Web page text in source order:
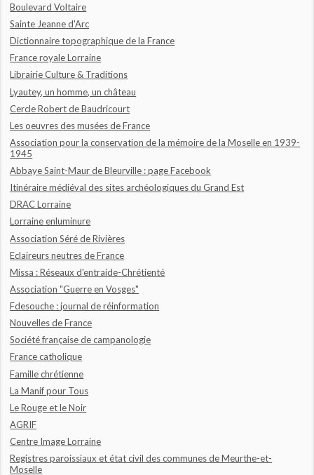
Boulevard Voltaire
Sainte Jeanne d'Arc
Dictionnaire topographique de la France
France royale Lorraine
Librairie Culture & Traditions
Lyautey, un homme, un château
Cercle Robert de Baudricourt
Les oeuvres des musées de France
Association pour la conservation de la mémoire de la Moselle en 1939-
1945
Abbaye Saint-Maur de Bleurville : page Facebook
Itinéraire médiéval des sites archéologiques du Grand Est
DRAC Lorraine
Lorraine enluminure
Association Séré de Rivières
Eclaireurs neutres de France
Missa : Réseaux d'entraide-Chrétienté
Association "Guerre en Vosges"
Fdesouche : journal de réinformation
Nouvelles de France
Société française de campanologie
France catholique
Famille chrétienne
La Manif pour Tous
Le Rouge et le Noir
AGRIF
Centre Image Lorraine
Registres paroissiaux et état civil des communes de Meurthe-et-
Moselle